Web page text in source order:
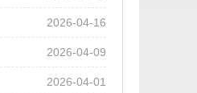
2026-04-16
2026-04-09
2026-04-01